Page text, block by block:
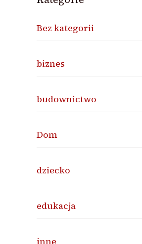
Bez kategorii
biznes
budownictwo
Dom
dziecko
edukacja
inne